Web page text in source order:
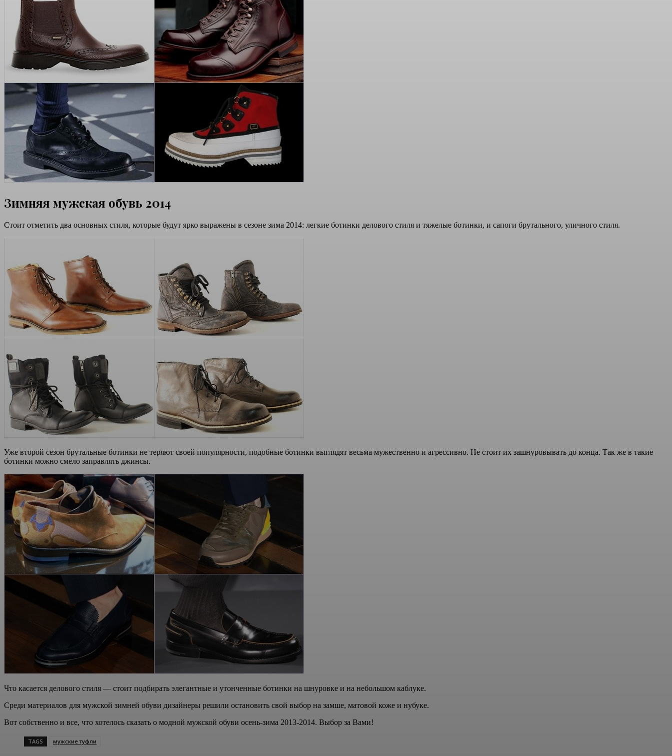
Зимняя мужская обувь 2014
Стоит отметить два основных стиля, которые будут ярко выражены в сезоне зима 2014: легкие ботинки делового стиля и тяжелые ботинки, и сапоги брутального, уличного стиля.
Уже второй сезон брутальные ботинки не теряют своей популярности, подобные ботинки выглядят весьма мужественно и агрессивно. Не стоит их зашнуровывать до конца. Так же в такие
ботинки можно смело заправлять джинсы.
Что касается делового стиля — стоит подбирать элегантные и утонченные ботинки на шнуровке и на небольшом каблуке.
Среди материалов для мужской зимней обуви дизайнеры решили остановить свой выбор на замше, матовой коже и нубуке.
Вот собственно и все, что хотелось сказать о модной мужской обуви осень-зима 2013-2014. Выбор за Вами!
TAGS мужские туфли